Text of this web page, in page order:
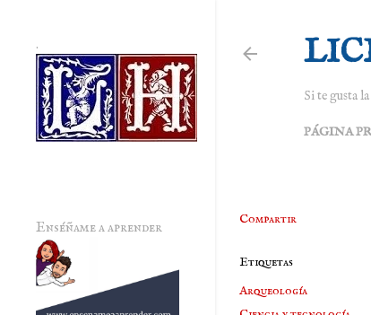
Si te gusta
PÁGINA
Compartir
Etiquetas
Arqueología
.
Enséñame a aprender